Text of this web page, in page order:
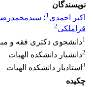
نویسندگان
اکبر احمدی1؛
قراملکی2
1دانشجوی دکتری فقه و
2دانشیار دانشکده الهیات
3 استادیار دانشکده الهیات
چکیده